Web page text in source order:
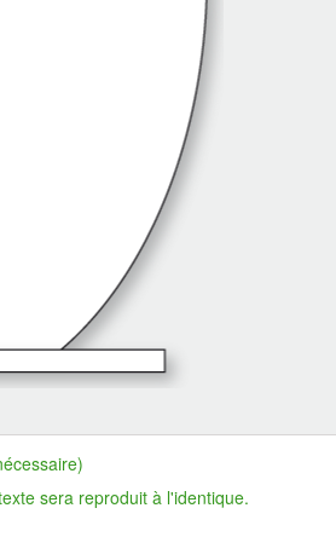
sera reproduit à l'identique.